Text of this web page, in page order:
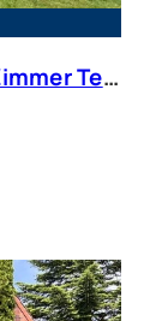
ZENTRAL.RUHIG.BEGEHRT: 2-Zimmer Terrassenwohnung in beliebter Wohnlage